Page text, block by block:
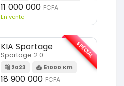
11 000 000 FCFA
En vente
KIA Sportage
Sportage 2.0
2023 51000 Km
18 900 000 FCFA
SPÉCIAL